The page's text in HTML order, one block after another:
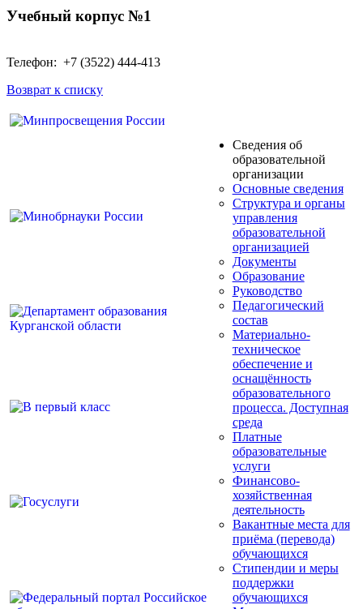
Учебный корпус №1
Телефон: +7 (3522) 444-413
Возврат к списку
Сведения об
образовательной
организации
Основные сведения
Структура и органы
управления
образовательной
организацией
Документы
Образование
Руководство
Педагогический
состав
Материально-
техническое
обеспечение и
оснащённость
образовательного
процесса. Доступная
среда
Платные
образовательные
услуги
Финансово-
хозяйственная
деятельность
Вакантные места для
приёма (перевода)
обучающихся
Стипендии и меры
поддержки
обучающихся